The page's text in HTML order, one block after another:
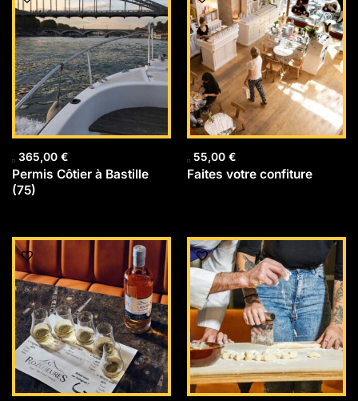
365,00 €
Permis Côtier à Bastille
(75)
55,00 €
Faites votre confiture